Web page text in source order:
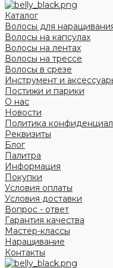
Каталог
Волосы для
Волосы на капсулах
Волосы на лентах
Волосы на трессе
Волосы в срезе
Инструмент и
Постижи и парики
О нас
Новости
Политика
Реквизиты
Блог
Палитра
Информация
Покупки
Условия оплаты
Условия доставки
Вопрос - ответ
Гарантия качества
Мастер-классы
Наращивание
Контакты